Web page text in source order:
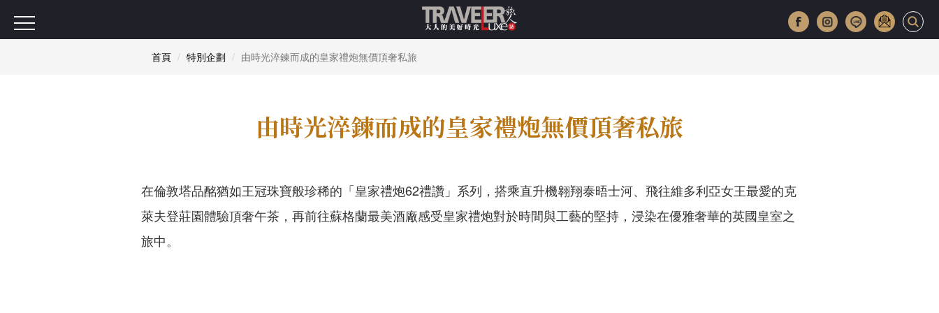
首頁 特別企劃 由時光淬鍊而成的皇家禮炮無價頂奢私旅
由時光淬鍊而成的皇家禮炮無價頂奢私旅
在倫敦塔品酩猶如王冠珠寶般珍稀的「皇家禮炮62禮讚」系列，搭乘直升機翱翔泰晤士河、飛往維多利亞女王最愛的克
萊夫登莊園體驗頂奢午茶，再前往蘇格蘭最美酒廠感受皇家禮炮對於時間與工藝的堅持，浸染在優雅奢華的英國皇室之
旅中。